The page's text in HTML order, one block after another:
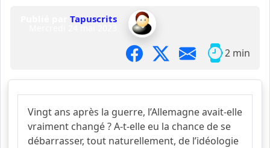
Tapuscrits
Mercredi 24 mai 2023
2 min
Vingt ans après la guerre, l’Allemagne avait-elle
vraiment changé ? A-t-elle eu la chance de se
débarrasser, tout naturellement, de l’idéologie